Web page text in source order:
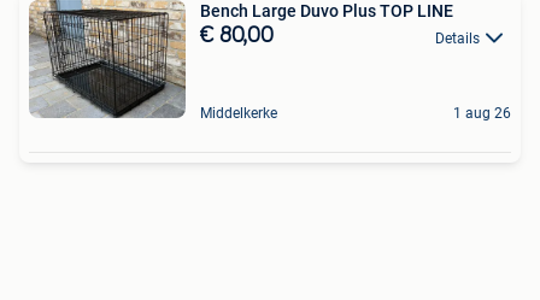
Bench Large Duvo Plus TOP LINE
€ 80,00 Details
Middelkerke 1 aug 26